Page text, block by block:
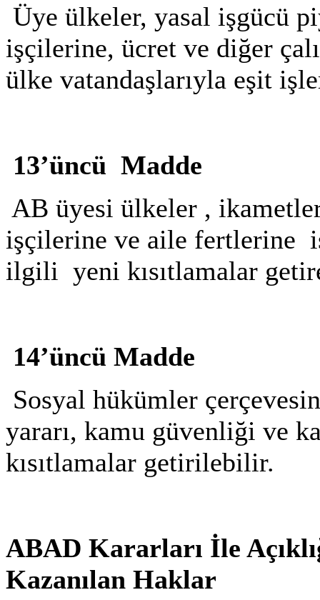
Üye ülkeler, yasal işgücü
işçilerine, ücret ve diğer
ülke vatandaşlarıyla eşit
13’üncü Madde
AB üyesi ülkeler ,
işçilerine ve aile fertlerine
ilgili yeni kısıtlamalar
14’üncü Madde
Sosyal hükümler
yararı, kamu güvenliği ve
kısıtlamalar getirilebilir.
ABAD Kararları İle
Kazanılan Haklar